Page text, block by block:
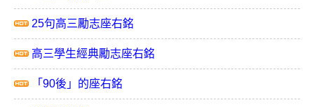
25句高三勵志座右銘
高三學生經典勵志座右銘
「90後」的座右銘